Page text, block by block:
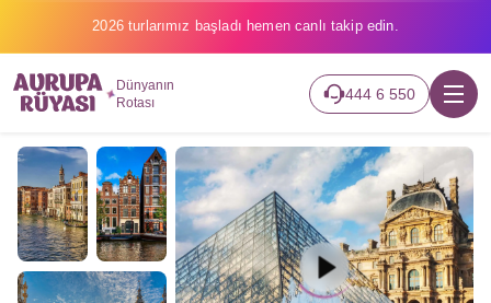
2026 turlarımız başladı hemen canlı takip edin.
Dünyanın
Rotası
444 6 550